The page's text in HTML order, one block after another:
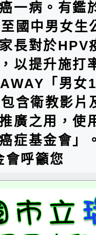
一病。有鑑
國中男女生
長對於HPV
以提升施打
「男女
含衛教影片
廣之用，使
症基金會」
會呼籲您